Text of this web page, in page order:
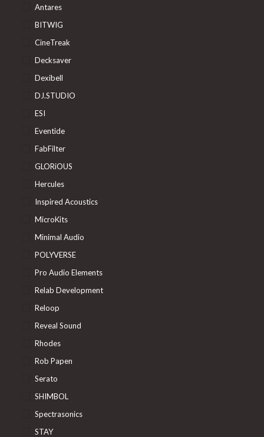
Antares
BITWIG
CineTreak
Decksaver
Dexibell
DJ.STUDIO
ESI
Eventide
FabFilter
GLORiOUS
Hercules
Inspired Acoustics
MicroKits
Minimal Audio
POLYVERSE
Pro Audio Elements
Relab Development
Reloop
Reveal Sound
Rhodes
Rob Papen
Serato
SHIMBOL
Spectrasonics
STAY